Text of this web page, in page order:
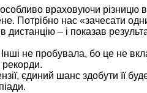
враховуючи різницю в
Потрібно нас «зачесати
дистанцію – і показав
не пробувала, бо це не
рекорди.
єдиний шанс здобути її